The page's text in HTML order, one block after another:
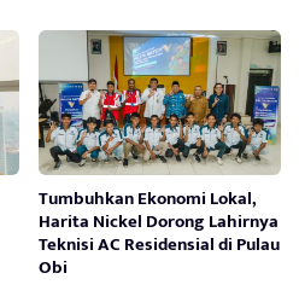
Tumbuhkan Ekonomi Lokal,
Harita Nickel Dorong Lahirnya
Teknisi AC Residensial di Pulau
Obi